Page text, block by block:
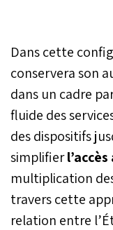
Dans cette
conservera son
dans un cadre
fluide des
des dispositifs
simplifier
multiplication
travers cette
relation entre